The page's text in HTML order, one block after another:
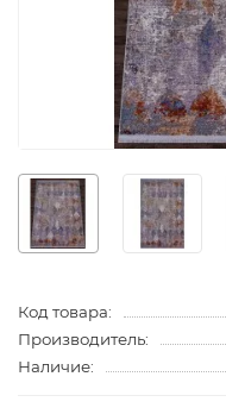
Код товара:
Производитель:
Наличие: